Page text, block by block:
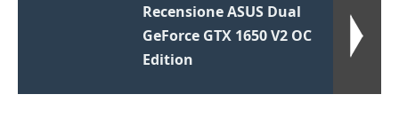
Recensione ASUS Dual
GeForce GTX 1650 V2 OC
Edition